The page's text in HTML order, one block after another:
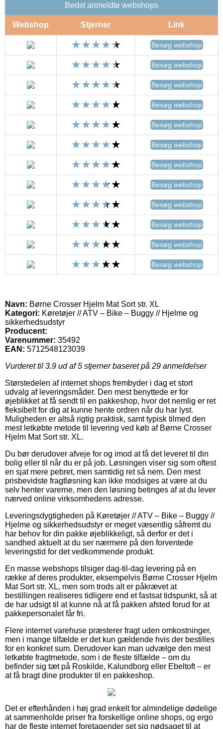
Bedst anmeldte webshops
Webshop Stjerner Link
Besøg webshop
Besøg webshop
Besøg webshop
Besøg webshop
Besøg webshop
Besøg webshop
Besøg webshop
Besøg webshop
Besøg webshop
Besøg webshop
Besøg webshop
Besøg webshop
Navn: Børne Crosser Hjelm Mat Sort str. XL
Kategori: Køretøjer // ATV – Bike – Buggy // Hjelme og
sikkerhedsudstyr
Producent:
Varenummer: 35492
EAN: 5712548123039
Vurderet til 3.9 ud af 5 stjerner baseret på 29 anmeldelser
Størstedelen af internet shops frembyder i dag et stort
udvalg af leveringsmåder. Den mest benyttede er for
øjeblikket at få sendt til en pakkeshop, hvor det nemlig er ret
fleksibelt for dig at kunne hente ordren når du har lyst.
Muligheden er altså rigtig praktisk, samt typisk tilmed den
mest letkøbte metode til levering ved køb af Børne Crosser
Hjelm Mat Sort str. XL.
Du bør derudover afveje for og imod at få det leveret til din
bolig eller til når du er på job. Løsningen viser sig som oftest
en sjat mere pebret, men samtidig ret så nem. Den mest
prisbevidste fragtløsning kan ikke modsiges at være at du
selv henter varerne, men den løsning betinges af at du lever
nærved online virksomhedens adresse.
Leveringsdygtigheden på Køretøjer // ATV – Bike – Buggy //
Hjelme og sikkerhedsudstyr er meget væsentlig såfremt du
har behov for din pakke øjeblikkeligt, så derfor er det i
sandhed aktuelt at du ser nærmere på den forventede
leveringstid for det vedkommende produkt.
En masse webshops tilsiger dag-til-dag levering på en
række af deres produkter, eksempelvis Børne Crosser Hjelm
Mat Sort str. XL, men som trods alt er påkrævet at
bestillingen realiseres tidligere end et fastsat tidspunkt, så at
de har udsigt til at kunne nå at få pakken afsted forud for at
pakkepersonalet får fri.
Flere internet varehuse præsterer fragt uden omkostninger,
men i mange tilfælde er det kun gældende hvis der bestilles
for en konkret sum. Derudover kan man udvælge den mest
letkøbte fragtmetode, som i de fleste tilfælde – om du
befinder sig tæt på Roskilde, Kalundborg eller Ebeltoft – er
at få bragt dine produkter til en pakkeshop.
Det er efterhånden i høj grad enkelt for almindelige dødelige
at sammenholde priser fra forskellige online shops, og ergo
har de fleste internet foretagender set sig nødsaget til at